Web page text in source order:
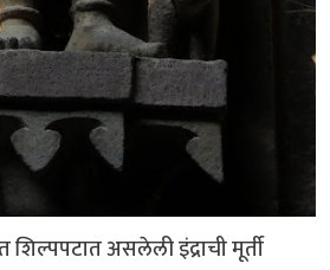
असलेली इंद्राची मूर्ती